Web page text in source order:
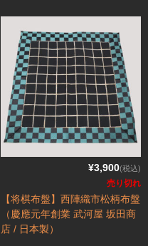
¥3,900(税込)
売り切れ
【将棋布盤】西陣織市松柄布盤
（慶應元年創業 武河屋 坂田商
店 / 日本製）